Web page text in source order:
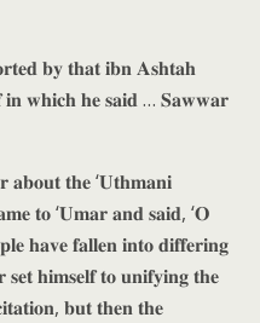
𝐛𝐲 𝐭𝐡𝐚𝐭 𝐢𝐛𝐧 𝐀𝐬𝐡𝐭𝐚𝐡
𝐢𝐧 𝐰𝐡𝐢𝐜𝐡 𝐡𝐞 𝐬𝐚𝐢𝐝 … 𝐒𝐚𝐰𝐰𝐚𝐫
𝐚𝐛𝐨𝐮𝐭 𝐭𝐡𝐞 ‘𝐔𝐭𝐡𝐦𝐚𝐧𝐢
𝐭𝐨 ‘𝐔𝐦𝐚𝐫 𝐚𝐧𝐝 𝐬𝐚𝐢𝐝, ‘𝐎
𝐡𝐚𝐯𝐞 𝐟𝐚𝐥𝐥𝐞𝐧 𝐢𝐧𝐭𝐨 𝐝𝐢𝐟𝐟𝐞𝐫𝐢𝐧𝐠
𝐡𝐢𝐦𝐬𝐞𝐥𝐟 𝐭𝐨 𝐮𝐧𝐢𝐟𝐲𝐢𝐧𝐠 𝐭𝐡𝐞
𝐛𝐮𝐭 𝐭𝐡𝐞𝐧 𝐭𝐡𝐞